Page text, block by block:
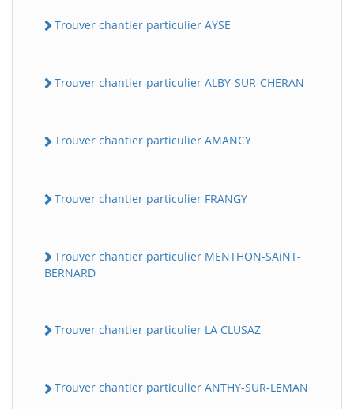
Trouver chantier particulier AYSE
Trouver chantier particulier ALBY-SUR-CHERAN
Trouver chantier particulier AMANCY
Trouver chantier particulier FRANGY
Trouver chantier particulier MENTHON-SAiNT-
BERNARD
Trouver chantier particulier LA CLUSAZ
Trouver chantier particulier ANTHY-SUR-LEMAN